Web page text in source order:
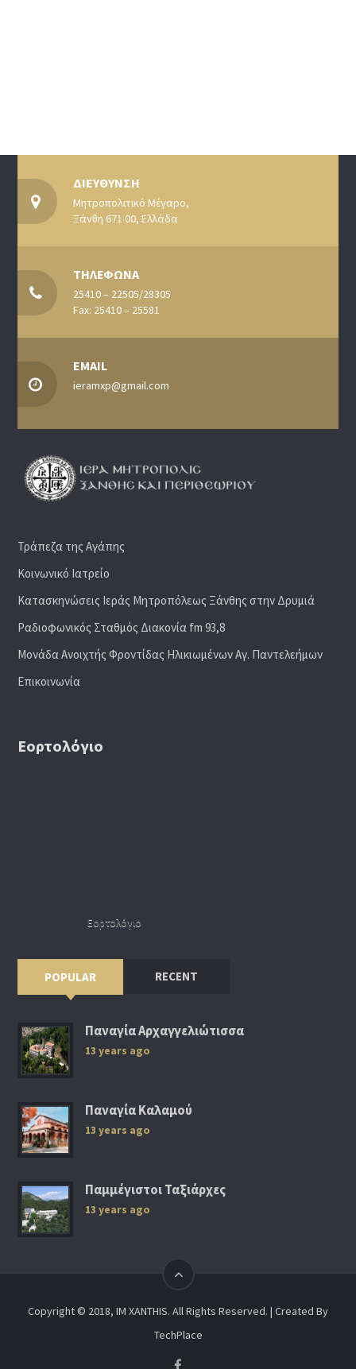
ΔΙΕΥΘΥΝΣΗ
Μητροπολιτικό Μέγαρο,
Ξάνθη 671 00, Ελλάδα
ΤΗΛΕΦΩΝΑ
25410 – 22505/28305
Fax: 25410 – 25581
EMAIL
ieramxp@gmail.com
Τράπεζα της Αγάπης
Κοινωνικό Ιατρείο
Κατασκηνώσεις Ιεράς Μητροπόλεως Ξάνθης στην Δρυμιά
Ραδιoφωνικός Σταθμός Διακονία fm 93,8
Μονάδα Ανοιχτής Φροντίδας Ηλικιωμένων Αγ. Παντελεήμων
Επικοινωνία
Εορτολόγιο
Εορτολόγιο
POPULAR RECENT
Παναγία Αρχαγγελιώτισσα
13 years ago
Παναγία Καλαμού
13 years ago
Παμμέγιστοι Ταξιάρχες
13 years ago
Copyright © 2018, IM XANTHIS. All Rights Reserved. | Created By
TechPlace